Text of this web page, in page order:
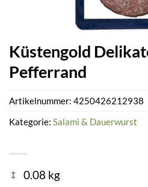
Küstengold
Pefferrand
0.08 kg
Artikelnummer: 4250426212938
Kategorie: Salami & Dauerwurst